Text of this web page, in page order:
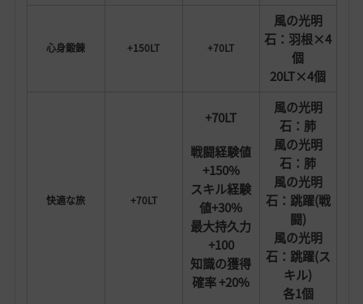
心身鍛錬 +150LT +70LT
風の光明
石：羽根×4
個
20LT×4個
快適な旅 +70LT
+70LT
戦闘経験値
+150%
スキル経験
値+30%
最大持久力
+100
知識の獲得
確率 +20%
風の光明
石：肺
風の光明
石：肺
風の光明
石：跳躍(戦
闘)
風の光明
石：跳躍(ス
キル)
各1個